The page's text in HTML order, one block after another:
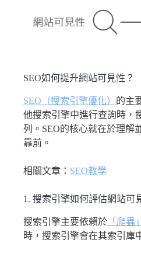
SEO如何提升網站可見性？
SEO（搜索引擎優化） 的主
他搜索引擎中進行查詢時，
列。SEO的核心就在於理解
靠前。
相關文章： SEO教學
1. 搜索引擎如何評估網站可
搜索引擎主要依賴於 「爬蟲
時，搜索引擎會在其索引庫